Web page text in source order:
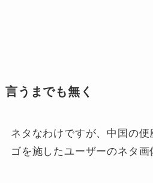
言うまでも無く
ネタなわけですが、中国の
ゴを施したユーザーのネタ画